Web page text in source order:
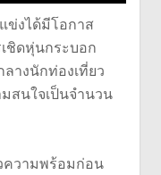
ข่งได้มีโอกาส
ชิดหุ่นกระบอก
างนักท่องเที่ยว
สนใจเป็นจำนวน
ความพร้อมก่อน